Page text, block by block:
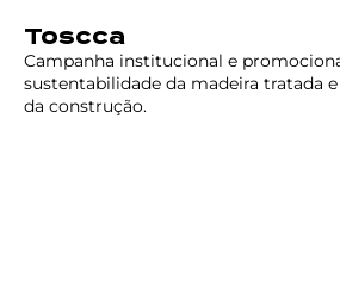
Toscca
Campanha institucional e
sustentabilidade da madeira tratada
da construção.